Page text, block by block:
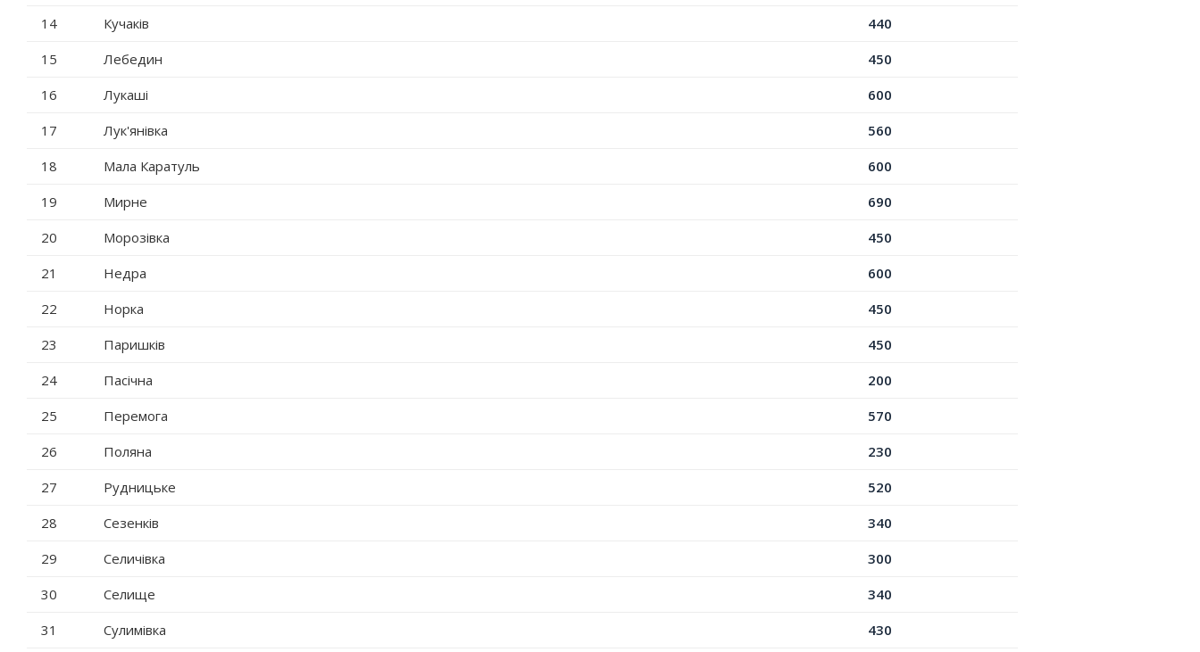
14
Кучаків
440
15
Лебедин
450
16
Лукаші
600
17
Лук'янівка
560
18
Мала Каратуль
600
19
Мирне
690
20
Морозівка
450
21
Недра
600
22
Норка
450
23
Паришків
450
24
Пасічна
200
25
Перемога
570
26
Поляна
230
27
Рудницьке
520
28
Сезенків
340
29
Селичівка
300
30
Селище
340
31
Сулимівка
430